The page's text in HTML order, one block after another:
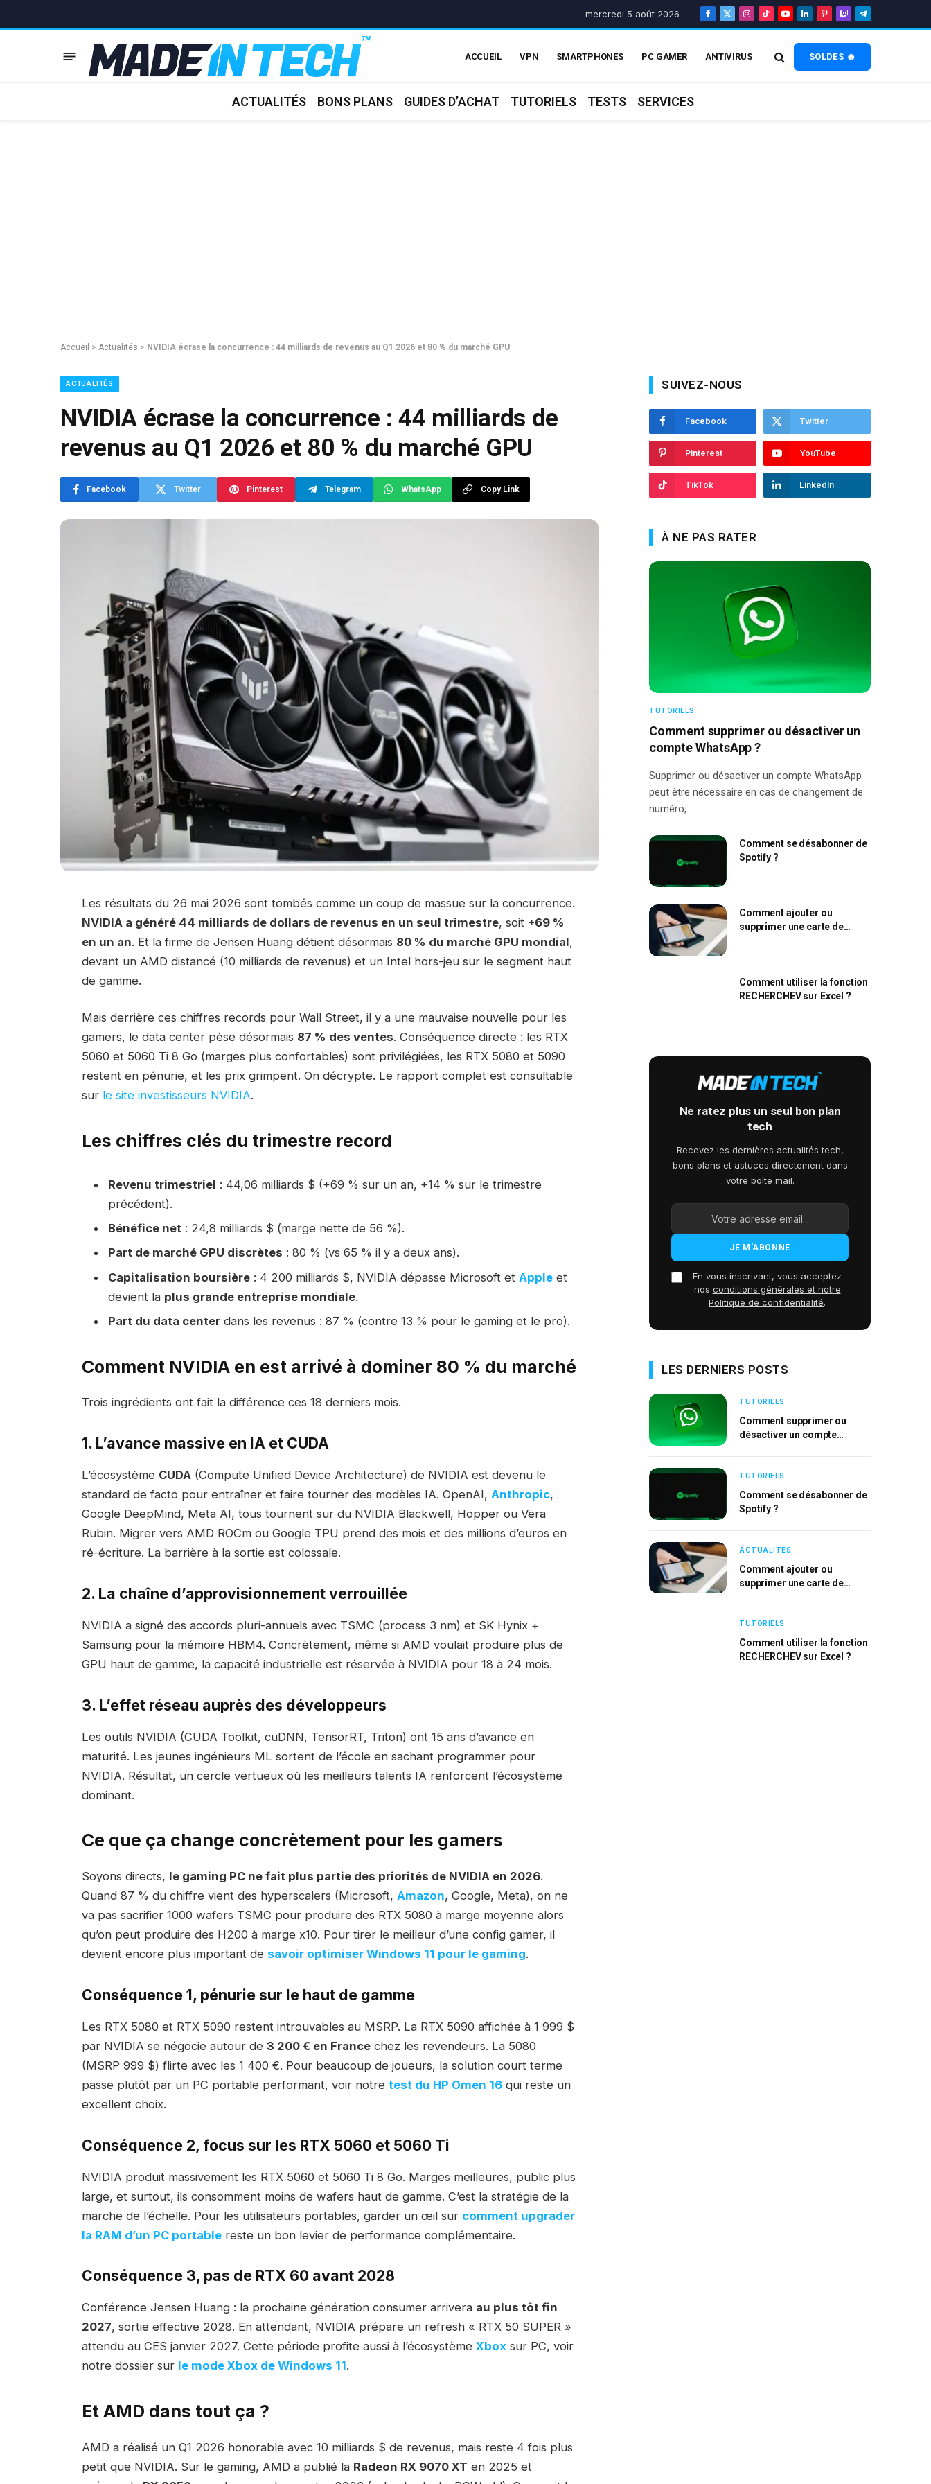
mercredi 5 août 2026
Facebook
X
Instagram
TikTokYouTube
LinkedInPinterest
TwitchTelegram
ACCUEIL VPN SMARTPHONES PC GAMER ANTIVIRUS SOLDES 🔥
ACTUALITÉS BONS PLANS GUIDES D’ACHAT TUTORIELS TESTS SERVICES
Accueil > Actualités > NVIDIA écrase la concurrence : 44 milliards de revenus au Q1 2026 et 80 % du marché GPU
ACTUALITÉS
NVIDIA écrase la concurrence : 44 milliards de
revenus au Q1 2026 et 80 % du marché GPU
Facebook Twitter Pinterest Telegram WhatsApp Copy Link
Les résultats du 26 mai 2026 sont tombés comme un coup de massue sur la concurrence.
NVIDIA a généré 44 milliards de dollars de revenus en un seul trimestre, soit +69 %
en un an. Et la firme de Jensen Huang détient désormais 80 % du marché GPU mondial,
devant un AMD distancé (10 milliards de revenus) et un Intel hors-jeu sur le segment haut
de gamme.
Mais derrière ces chiffres records pour Wall Street, il y a une mauvaise nouvelle pour les
gamers, le data center pèse désormais 87 % des ventes. Conséquence directe : les RTX
5060 et 5060 Ti 8 Go (marges plus confortables) sont privilégiées, les RTX 5080 et 5090
restent en pénurie, et les prix grimpent. On décrypte. Le rapport complet est consultable
sur le site investisseurs NVIDIA.
Les chiffres clés du trimestre record
Revenu trimestriel : 44,06 milliards $ (+69 % sur un an, +14 % sur le trimestre
précédent).
Bénéfice net: 24,8 milliards $ (marge nette de 56 %).
Part de marché GPU discrètes : 80 % (vs 65 % il y a deux ans).
Capitalisation boursière: 4 200 milliards $, NVIDIA dépasse Microsoft et Appleet
devient la plus grande entreprise mondiale.
Part du data centerdans les revenus : 87 % (contre 13 % pour le gaming et le pro).
Comment NVIDIA en est arrivé à dominer 80 % du marché
Trois ingrédients ont fait la différence ces 18 derniers mois.
1. L’avance massive en IA et CUDA
L’écosystème CUDA(Compute Unified Device Architecture) de NVIDIA est devenu le
standard de facto pour entraîner et faire tourner des modèles IA. OpenAI, Anthropic,
Google DeepMind, Meta AI, tous tournent sur du NVIDIA Blackwell, Hopper ou Vera
Rubin. Migrer vers AMD ROCm ou Google TPU prend des mois et des millions d’euros en
ré-écriture. La barrière à la sortie est colossale.
2. La chaîne d’approvisionnement verrouillée
NVIDIA a signé des accords pluri-annuels avec TSMC (process 3 nm) et SK Hynix +
Samsung pour la mémoire HBM4. Concrètement, même si AMD voulait produire plus de
GPU haut de gamme, la capacité industrielle est réservée à NVIDIA pour 18 à 24 mois.
3. L’effet réseau auprès des développeurs
Les outils NVIDIA (CUDA Toolkit, cuDNN, TensorRT, Triton) ont 15 ans d’avance en
maturité. Les jeunes ingénieurs ML sortent de l’école en sachant programmer pour
NVIDIA. Résultat, un cercle vertueux où les meilleurs talents IA renforcent l’écosystème
dominant.
Ce que ça change concrètement pour les gamers
Soyons directs, le gaming PC ne fait plus partie des priorités de NVIDIA en 2026.
Quand 87 % du chiffre vient des hyperscalers (Microsoft, Amazon, Google, Meta), on ne
va pas sacrifier 1000 wafers TSMC pour produire des RTX 5080 à marge moyenne alors
qu’on peut produire des H200 à marge x10. Pour tirer le meilleur d’une config gamer, il
devient encore plus important de savoir optimiser Windows 11 pour le gaming.
Conséquence 1, pénurie sur le haut de gamme
Les RTX 5080 et RTX 5090 restent introuvables au MSRP. La RTX 5090 affichée à 1 999 $
par NVIDIA se négocie autour de 3 200 € en Francechez les revendeurs. La 5080
(MSRP 999 $) flirte avec les 1 400 €. Pour beaucoup de joueurs, la solution court terme
passe plutôt par un PC portable performant, voir notre test du HP Omen 16qui reste un
excellent choix.
Conséquence 2, focus sur les RTX 5060 et 5060 Ti
NVIDIA produit massivement les RTX 5060 et 5060 Ti 8 Go. Marges meilleures, public plus
large, et surtout, ils consomment moins de wafers haut de gamme. C’est la stratégie de la
marche de l’échelle. Pour les utilisateurs portables, garder un œil sur comment upgrader
la RAM d’un PC portablereste un bon levier de performance complémentaire.
Conséquence 3, pas de RTX 60 avant 2028
Conférence Jensen Huang : la prochaine génération consumer arrivera au plus tôt fin
2027, sortie effective 2028. En attendant, NVIDIA prépare un refresh « RTX 50 SUPER »
attendu au CES janvier 2027. Cette période profite aussi à l’écosystème Xboxsur PC, voir
notre dossier sur le mode Xbox de Windows 11.
Et AMD dans tout ça ?
AMD a réalisé un Q1 2026 honorable avec 10 milliards $ de revenus, mais reste 4 fois plus
petit que NVIDIA. Sur le gaming, AMD a publié la Radeon RX 9070 XT en 2025 et
SUIVEZ-NOUS
Facebook Twitter
Pinterest YouTube
TikTok LinkedIn
À NE PAS RATER
TUTORIELS
Comment supprimer ou désactiver un
compte WhatsApp ?
Supprimer ou désactiver un compte WhatsApp
peut être nécessaire en cas de changement de
numéro,…
Comment se désabonner de
Spotify ?
Comment ajouter ou
supprimer une carte de
Comment utiliser la fonction
RECHERCHEV sur Excel ?
Ne ratez plus un seul bon plan
tech
Recevez les dernières actualités tech,
bons plans et astuces directement dans
votre boîte mail.
En vous inscrivant, vous acceptez
nos conditions générales et notre
Politique de confidentialité.
LES DERNIERS POSTS
TUTORIELS
Comment supprimer ou
désactiver un compte
TUTORIELS
Comment se désabonner de
Spotify ?
ACTUALITÉS
Comment ajouter ou
supprimer une carte de
TUTORIELS
Comment utiliser la fonction
RECHERCHEV sur Excel ?